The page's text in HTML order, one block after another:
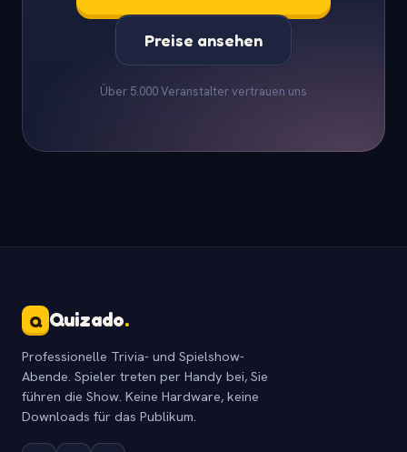
Preise ansehen
Über 5.000 Veranstalter vertrauen uns
Q Quizado.
Professionelle Trivia- und Spielshow-
Abende. Spieler treten per Handy bei, Sie
führen die Show. Keine Hardware, keine
Downloads für das Publikum.